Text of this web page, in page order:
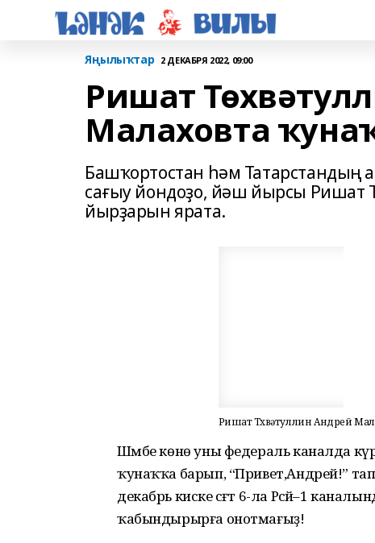
Яңылыҡтар 2 ДЕКАБРЯ 2022, 09:00
Ришат
Малаховта
Башҡортостан һәм Татарстандың
сағыу йондоҙо, йәш йырсы Ришат
йырҙарын ярата.
Ришат Төхвәтуллин Андрей
Шәмбе көнө уны федераль каналда
ҡунаҡҡа барып, “Привет,Андрей!”
декабрь киске сәғәт 6-ла Рәсәй–1
ҡабындырырға онотмағыҙ!